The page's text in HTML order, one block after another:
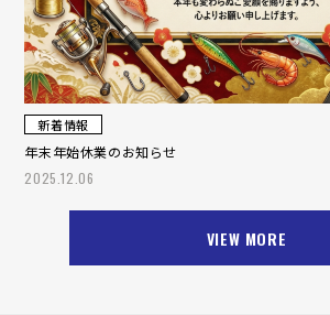
新着情報
年末年始休業のお知らせ
2025.12.06
VIEW MORE